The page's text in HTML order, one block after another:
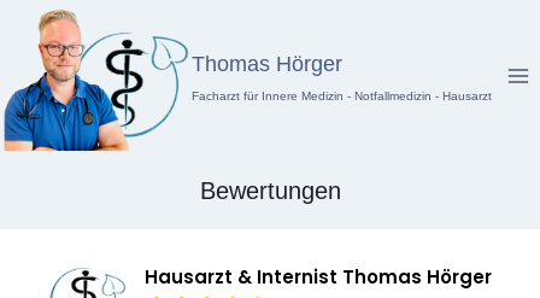
Inhalt
springen
Thomas Hörger
Facharzt für Innere Medizin - Notfallmedizin - Hausarzt
Bewertungen
Hausarzt & Internist Thomas Hörger